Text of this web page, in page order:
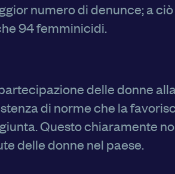
una parte fondamentale del funzionamento
dei cookie è rendere l’esperienza di
nonché consentirci di migliorare i nostri
vengono utilizzati per mostrare pubblicità
visita i siti Web e le app di terzi. Qui sono
che utilizziamo e sarà possibile attivarli e/o
salvo i Cookie strettamente necessari
numero di denunce; a
94 femminicidi.
delle donne
di norme che la
Questo chiaramente
delle donne nel paese.